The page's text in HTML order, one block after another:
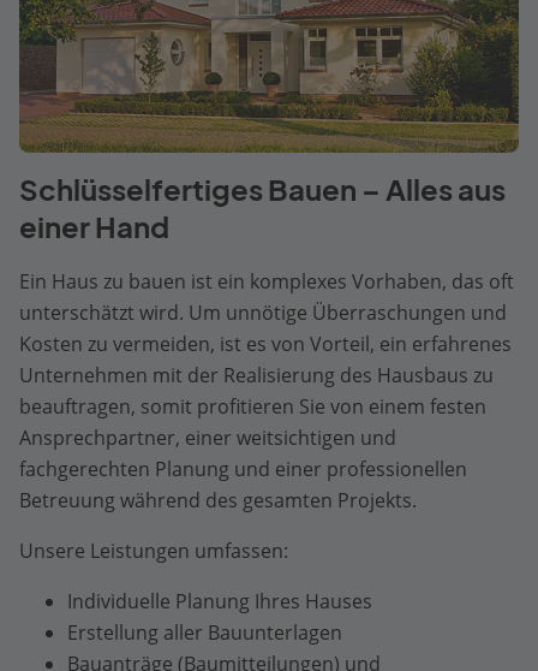
Schlüsselfertiges Bauen – Alles aus
einer Hand
Ein Haus zu bauen ist ein komplexes Vorhaben, das oft
unterschätzt wird. Um unnötige Überraschungen und
Kosten zu vermeiden, ist es von Vorteil, ein erfahrenes
Unternehmen mit der Realisierung des Hausbaus zu
beauftragen, somit profitieren Sie von einem festen
Ansprechpartner, einer weitsichtigen und
fachgerechten Planung und einer professionellen
Betreuung während des gesamten Projekts.
Unsere Leistungen umfassen:
Individuelle Planung Ihres Hauses
Erstellung aller Bauunterlagen
Bauanträge (Baumitteilungen) und